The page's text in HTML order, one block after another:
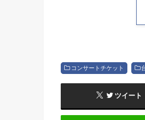
コンサートチケット
ツイート